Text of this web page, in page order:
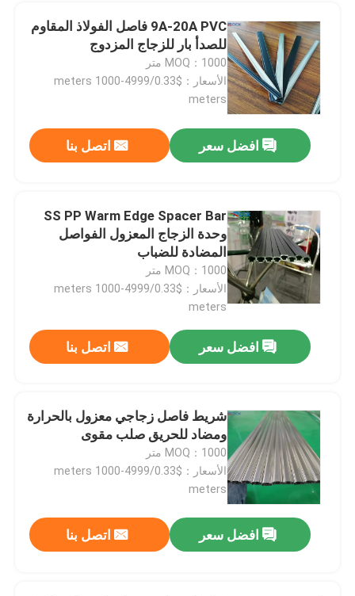
بيت
منتجات
معلومات عنا
جولة في المعمل
رقابة جودة
9A-20A PVC فاصل الفولاذ المقاوم
للصدأ بار للزجاج المزدوج
MOQ：1000 متر
الأسعار：$0.33/meters 1000-4999
meters
افضل سعر اتصل بنا
SS PP Warm Edge Spacer Bar
وحدة الزجاج المعزول الفواصل
المضادة للضباب
MOQ：1000 متر
الأسعار：$0.33/meters 1000-4999
meters
افضل سعر اتصل بنا
شريط فاصل زجاجي معزول بالحرارة
ومضاد للحريق صلب مقوى
MOQ：1000 متر
الأسعار：$0.33/meters 1000-4999
meters
افضل سعر اتصل بنا